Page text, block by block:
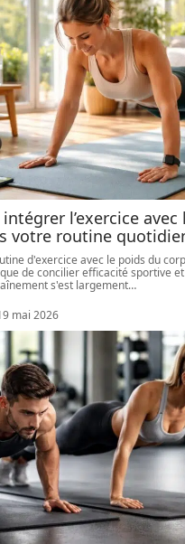
l’exercice
votre routine
d'exercice avec le poids du
de concilier efficacité sportive
s'est largement…
mai 2026